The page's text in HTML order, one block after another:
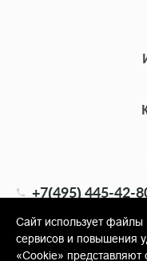
+7(495) 445-42-
info@shopkm.ru
Сайт использует
сервисов и повышения
«Cookie»